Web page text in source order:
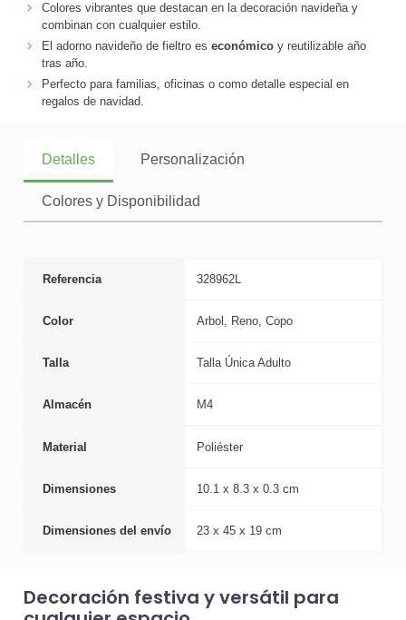
Colores vibrantes que destacan en la decoración navideña y
combinan con cualquier estilo.
El adorno navideño de fieltro es económicoy reutilizable año
tras año.
Perfecto para familias, oficinas o como detalle especial en
regalos de navidad.
Detalles Personalización
Colores y Disponibilidad
Referencia 328962L
Color Arbol, Reno, Copo
Talla Talla Única Adulto
Almacén M4
Material Poliéster
Dimensiones 10.1 x 8.3 x 0.3 cm
Dimensiones del envío 23 x 45 x 19 cm
Decoración festiva y versátil para